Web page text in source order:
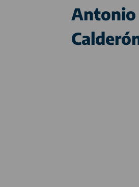
Antonio